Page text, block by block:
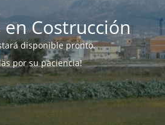
en Costrucción
disponible pronto.
por su paciencia!